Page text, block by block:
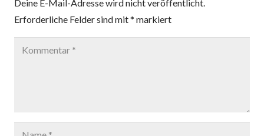
Deine E-Mail-Adresse wird nicht veröffentlicht.
Erforderliche Felder sind mit* markiert